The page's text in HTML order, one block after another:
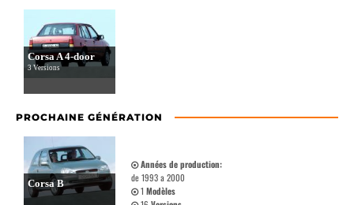
Corsa A 4-door
3 Versions
PROCHAINE GÉNÉRATION
Corsa B
Années de production:
de 1993 a 2000
1 Modèles